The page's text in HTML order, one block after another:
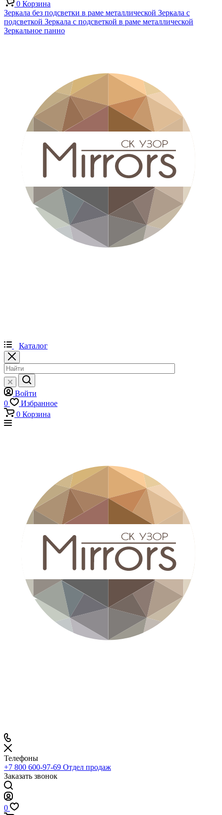
0 Корзина
Зеркала без подсветки в раме металлической Зеркала с
подсветкой Зеркала с подсветкой в раме металлической
Зеркальное панно
Каталог
Войти
0
Избранное
0 Корзина
Телефоны
+7 800 600-97-69 Отдел продаж
Заказать звонок
0